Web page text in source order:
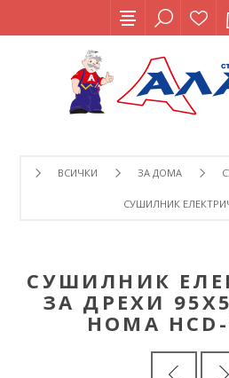
ВСИЧКИ ЗА ДОМА
СУШИЛНИК
СУШИЛНИК
ЗА ДРЕХИ
HOMA